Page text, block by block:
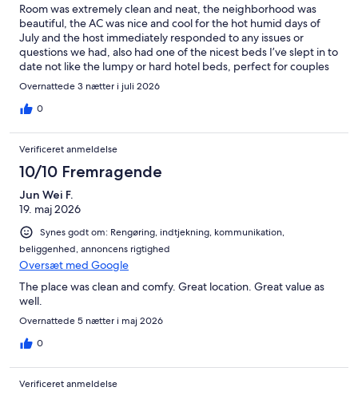
Room was extremely clean and neat, the neighborhood was
beautiful, the AC was nice and cool for the hot humid days of
July and the host immediately responded to any issues or
questions we had, also had one of the nicest beds I’ve slept in to
date not like the lumpy or hard hotel beds, perfect for couples
for sure
Overnattede 3 nætter i juli 2026
0
Verificeret anmeldelse
10/10 Fremragende
Jun Wei F.
19. maj 2026
Synes godt om: Rengøring, indtjekning, kommunikation,
beliggenhed, annoncens rigtighed
Oversæt med Google
The place was clean and comfy. Great location. Great value as
well.
Overnattede 5 nætter i maj 2026
0
Verificeret anmeldelse